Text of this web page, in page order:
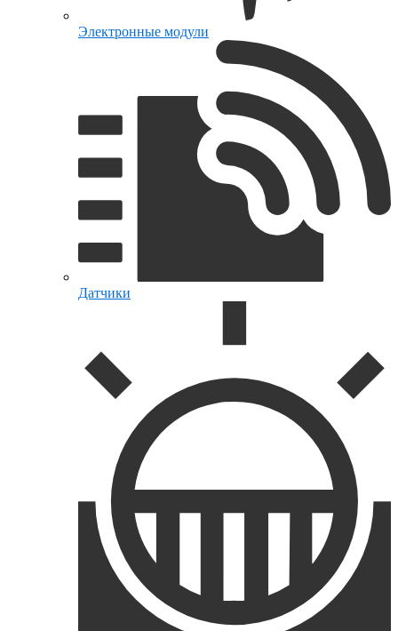
Электронные модули
Датчики